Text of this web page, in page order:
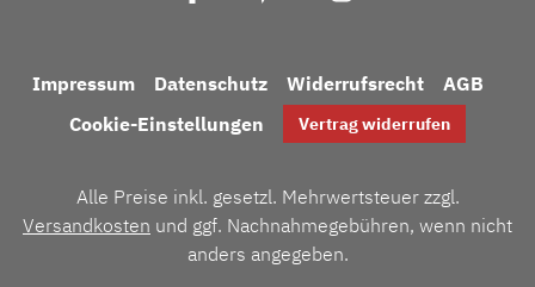
Impressum Datenschutz Widerrufsrecht
AGB
Cookie-Einstellungen
Vertrag widerrufen
Alle Preise inkl. gesetzl. Mehrwertsteuer zzgl.
Versandkosten und ggf. Nachnahmegebühren, wenn nicht
anders angegeben.